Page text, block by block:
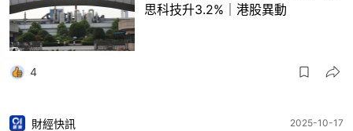
思科技升3.2%｜港股異動
4
財經快訊 2025-10-17